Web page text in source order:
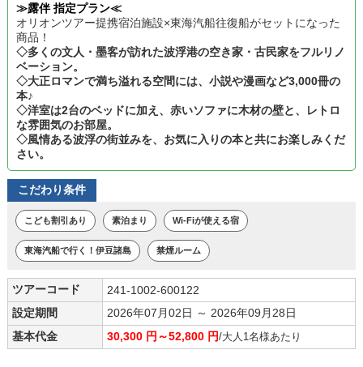
≫露伴 指定プラン≪
オリオンツアー提携宿泊施設×東海汽船往復船がセットになった
商品！
◇多くの文人・墨客が訪れた波浮港の空き家・古民家をフルリノ
ベーション。
◇大正ロマンで満ち溢れる空間には、小説や漫画など3,000冊の
本♪
◇洋室は2台のベッドに加え、赤いソファに木材の壁と、レトロ
な雰囲気のお部屋。
◇風情ある波浮の街並みを、お気に入りの本と共にお楽しみくだ
さい。
こだわり条件
こども割引あり 素泊まり Wi-Fiが使える宿
東海汽船で行く！伊豆諸島 禁煙ルーム
ツアーコード
241-1002-600122
設定期間
2026年07月02日 ～ 2026年09月28日
基本代金
30,300 円～52,800 円/大人1名様あたり